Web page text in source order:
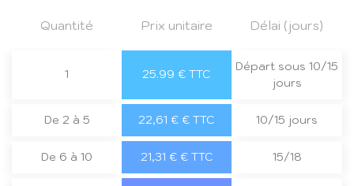
Quantité Prix unitaire Délai (jours)
1 25.99 € TTC
Départ sous 10/15
jours
De 2 à 5 22,61 € € TTC 10/15 jours
De 6 à 10 21,31 € € TTC 15/18